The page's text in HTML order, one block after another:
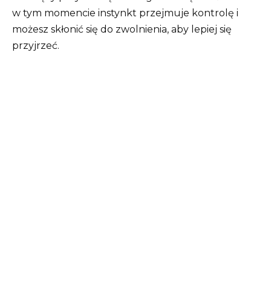
w tym momencie instynkt przejmuje kontrolę i
możesz skłonić się do zwolnienia, aby lepiej się
przyjrzeć.